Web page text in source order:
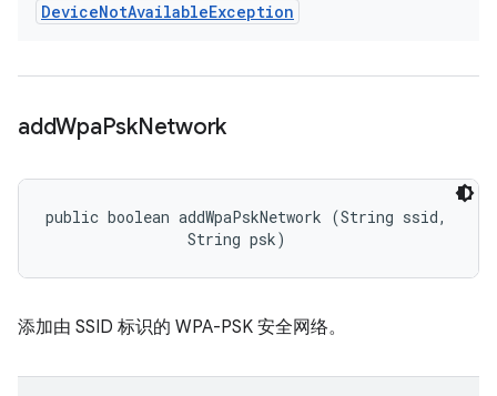
DeviceNotAvailableException
addWpaPskNetwork
public boolean addWpaPskNetwork (String ssid,
                String psk)
添加由 SSID 标识的 WPA-PSK 安全网络。